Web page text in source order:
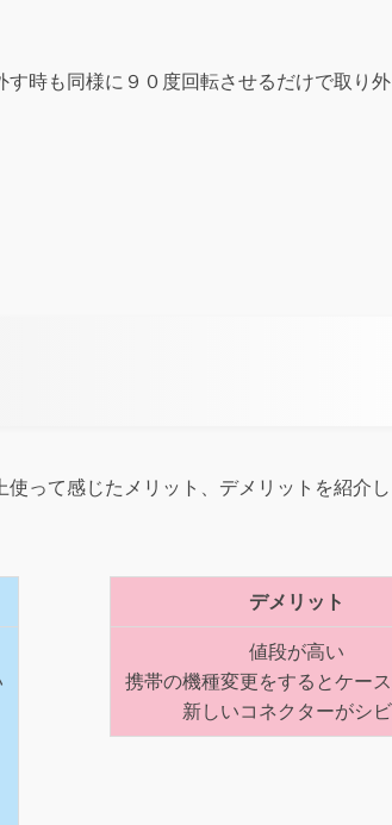
時も同様に９０度回転させるだけで取り外
って感じたメリット、デメリットを紹介し
デメリット
値段が高い
携帯の機種変更をするとケー
新しいコネクターがシ